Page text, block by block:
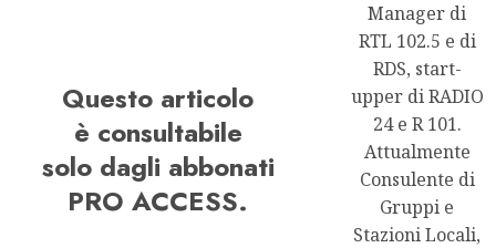
Questo articolo
è consultabile
solo dagli abbonati
PRO ACCESS.
Manager di
RTL 102.5 e di
RDS, start-
upper di RADIO
24 e R 101.
Attualmente
Consulente di
Gruppi e
Stazioni Locali,